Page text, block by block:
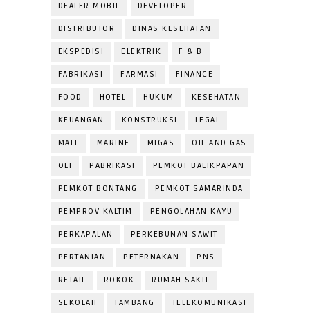
DEALER MOBIL DEVELOPER
DISTRIBUTOR DINAS KESEHATAN
EKSPEDISI ELEKTRIK F & B
FABRIKASI FARMASI FINANCE
FOOD HOTEL HUKUM KESEHATAN
KEUANGAN KONSTRUKSI LEGAL
MALL MARINE MIGAS OIL AND GAS
OLI PABRIKASI PEMKOT BALIKPAPAN
PEMKOT BONTANG PEMKOT SAMARINDA
PEMPROV KALTIM PENGOLAHAN KAYU
PERKAPALAN PERKEBUNAN SAWIT
PERTANIAN PETERNAKAN PNS
RETAIL ROKOK RUMAH SAKIT
SEKOLAH TAMBANG TELEKOMUNIKASI